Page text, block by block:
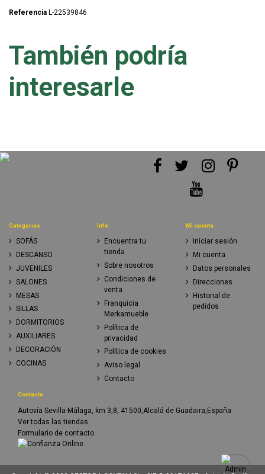
Referencia L-22539846
También podría
interesarle
Categorias
SOFÁS
DESCANSO
JUVENILES
SALONES
MESAS
SILLAS
DORMITORIOS
AUXILIARES
DECORACIÓN
COCINAS
Info
Encuentra tu
tienda
Sobre nosotros
Condiciones de
venta
Franquicia
Merkamueble
Política de
privacidad
Política de cookies
Aviso legal
Contacto
Mi cuenta
Iniciar sesión
Mi cuenta
Datos personales
Direcciones
Historial de
pedidos
Contacto
Autovía Sevilla-Málaga, km 3,8, 41500,Alcalá de Guadaira,España
Ver todas las tiendas
Formulario de contacto